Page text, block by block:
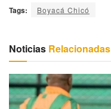
Tags: Boyacá Chicó
Noticias Relacionadas